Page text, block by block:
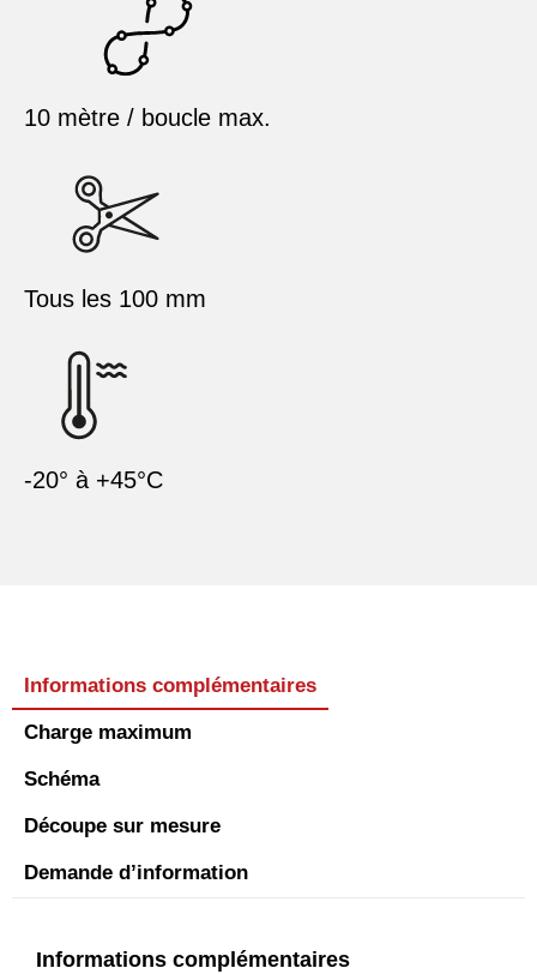
10 mètre / boucle max.
Tous les 100 mm
-20° à +45°C
Informations complémentaires
Charge maximum
Schéma
Découpe sur mesure
Demande d’information
Informations complémentaires